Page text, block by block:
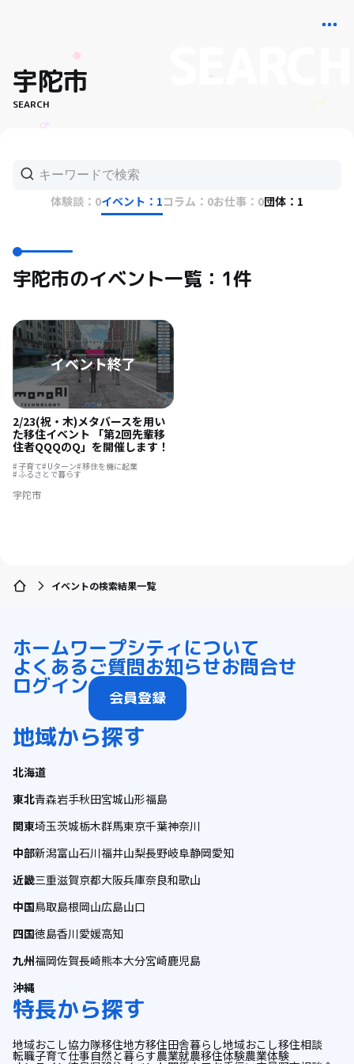
宇陀市
SEARCH
体験談：0イベント：1コラム：0お仕事：0団体：1
宇陀市のイベント一覧：1件
2/23(祝・木)メタバースを用い
た移住イベント 「第2回先輩移
住者QQQのQ」を開催します！
子育て Uターン 移住を機に起業
ふるさとで暮らす
宇陀市
イベントの検索結果一覧
ホームワープシティについて
よくあるご質問お知らせお問合せ
ログイン 会員登録
地域から探す
北海道
東北青森岩手秋田宮城山形福島
関東埼玉茨城栃木群馬東京千葉神奈川
中部新潟富山石川福井山梨長野岐阜静岡愛知
近畿三重滋賀京都大阪兵庫奈良和歌山
中国鳥取島根岡山広島山口
四国徳島香川愛媛高知
九州福岡佐賀長崎熊本大分宮崎鹿児島
沖縄
特長から探す
地域おこし協力隊移住地方移住田舎暮らし地域おこし移住相談
転職子育て仕事自然と暮らす農業就農移住体験農業体験